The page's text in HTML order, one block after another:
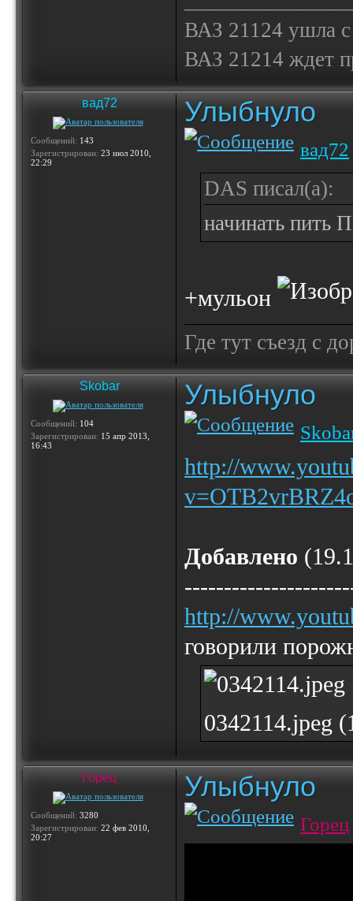
ВАЗ 21124 ушла
ВАЗ 21214 ждет
вад72
Сообщений: 143
Зарегистрирован: 23 июл 2010,
22:29
Улыбнуло
вад72
DAS писал(а):
начинать пить
+мульон
Где тут съезд с
Skobar
Сообщений: 104
Зарегистрирован: 15 апр 2013,
16:43
Улыбнуло
http://
Добавлено
http://
говорили
0342114.jpeg
Горец
Сообщений: 3280
Зарегистрирован: 22 фев 2010,
20:27
Улыбнуло
Горец